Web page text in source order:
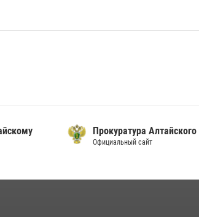
Прокуратура Алтайского
Официальный сайт